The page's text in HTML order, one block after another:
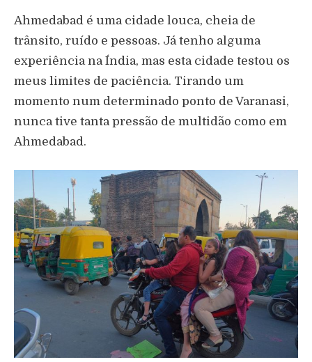
Ahmedabad é uma cidade louca, cheia de
trânsito, ruído e pessoas. Já tenho alguma
experiência na Índia, mas esta cidade testou os
meus limites de paciência. Tirando um
momento num determinado ponto de Varanasi,
nunca tive tanta pressão de multidão como em
Ahmedabad.